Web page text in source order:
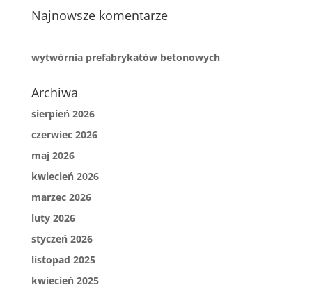
Najnowsze komentarze
wytwórnia prefabrykatów betonowych
Archiwa
sierpień 2026
czerwiec 2026
maj 2026
kwiecień 2026
marzec 2026
luty 2026
styczeń 2026
listopad 2025
kwiecień 2025